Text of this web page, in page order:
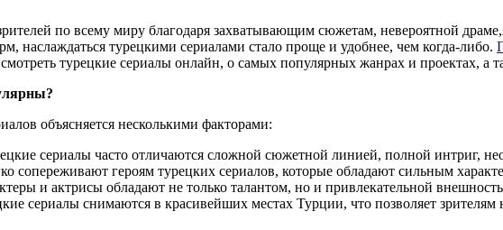
наслаждаться турецкими сериалами стало проще и удобнее, чем когда-либо.
турецкие сериалы онлайн, о самых популярных жанрах и проектах, а
объясняется несколькими факторами:
сериалы часто отличаются сложной сюжетной линией, полной интриг,
сопереживают героям турецких сериалов, которые обладают сильным
и актрисы обладают не только талантом, но и привлекательной
сериалы снимаются в красивейших местах Турции, что позволяет